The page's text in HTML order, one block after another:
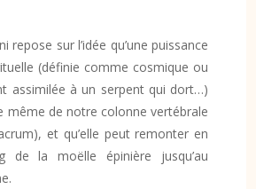
repose sur l’idée qu’une puissance
(définie comme cosmique ou
assimilée à un serpent qui dort…)
même de notre colonne vertébrale
et qu’elle peut remonter en
de la moëlle épinière jusqu’au